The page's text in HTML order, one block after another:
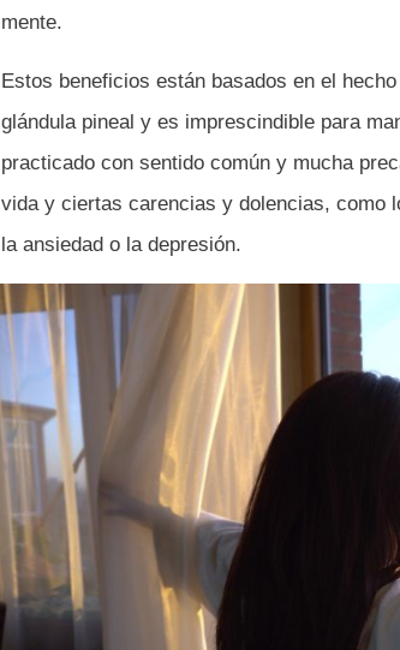
mente.
Estos beneficios están basados en el
glándula pineal y es imprescindible para
practicado con sentido común y mucha
vida y ciertas carencias y dolencias, como
la ansiedad o la depresión.